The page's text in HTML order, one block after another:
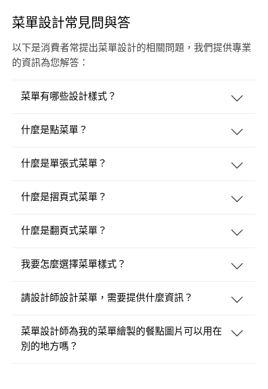
菜單設計常見問與答
以下是消費者常提出菜單設計的相關問題，我們提供專業
的資訊為您解答：
菜單有哪些設計樣式？
什麼是點菜單？
什麼是單張式菜單？
什麼是摺頁式菜單？
什麼是翻頁式菜單？
我要怎麼選擇菜單樣式？
請設計師設計菜單，需要提供什麼資訊？
菜單設計師為我的菜單繪製的餐點圖片可以用在
別的地方嗎？